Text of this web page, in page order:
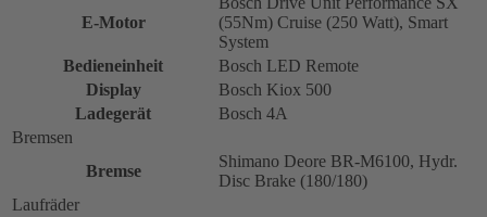
E-Motor
(55Nm) Cruise (250 Watt), Smart
System
Bedieneinheit
Bosch LED Remote
Display
Bosch Kiox 500
Ladegerät
Bosch 4A
Bremsen
Bremse
Shimano Deore BR-M6100, Hydr.
Disc Brake (180/180)
Laufräder